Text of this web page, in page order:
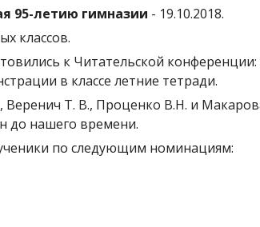
95-летию гимназии - 19.10.2018.
классов.
к Читательской
в классе летние тетради.
Веренич Т. В., Проценко В.Н. и
до нашего времени.
по следующим номинациям: